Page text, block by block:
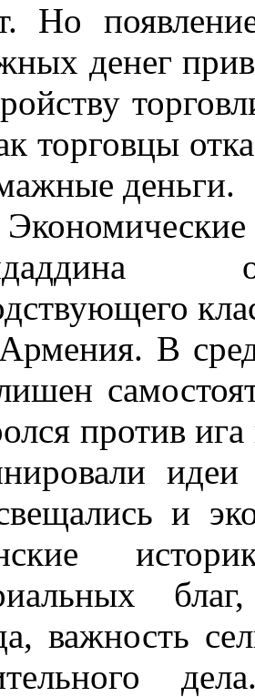
Но
денег
торговцы
деньги.
В
против
идеи
и
важность